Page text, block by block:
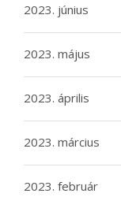
2023. június
2023. május
2023. április
2023. március
2023. február